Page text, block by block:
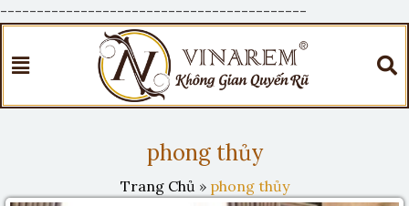
------------------------------------------
phong thủy
Trang Chủ » phong thủy